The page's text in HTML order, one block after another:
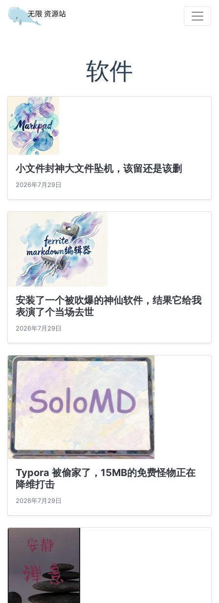
软件
小文件封神大文件坠机，该留还是该删
2026年7月29日
安装了一个被吹爆的神仙软件，结果它给我
表演了个当场去世
2026年7月29日
Typora 被偷家了，15MB的免费怪物正在
降维打击
2026年7月29日